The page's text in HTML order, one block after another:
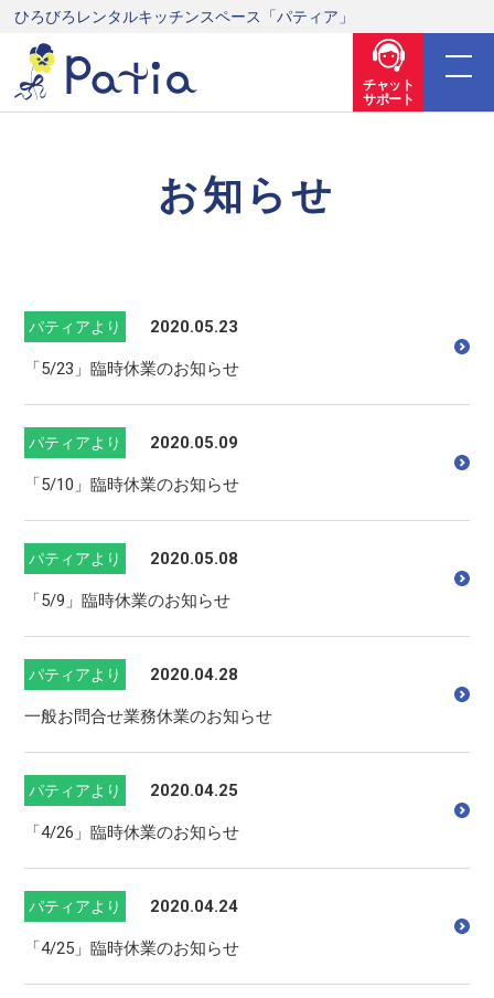
ひろびろレンタルキッチンスペース「パティア」
チャット
サポート
お知らせ
パティアより 2020.05.23
「5/23」臨時休業のお知らせ
パティアより 2020.05.09
「5/10」臨時休業のお知らせ
パティアより 2020.05.08
「5/9」臨時休業のお知らせ
パティアより 2020.04.28
一般お問合せ業務休業のお知らせ
パティアより 2020.04.25
「4/26」臨時休業のお知らせ
パティアより 2020.04.24
「4/25」臨時休業のお知らせ